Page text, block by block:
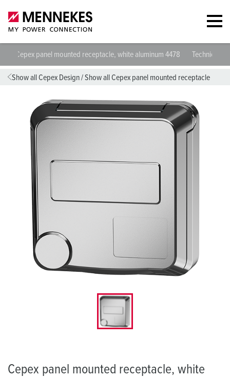
Cepex panel mounted receptacle, white aluminum 4478 Technical
Show all Cepex Design/Show all Cepex panel mounted receptacle
Cepex panel mounted receptacle, white